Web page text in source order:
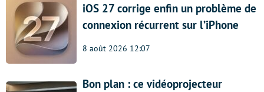
iOS 27 corrige enfin un problème de
connexion récurrent sur l’iPhone
8 août 2026 12:07
Bon plan : ce vidéoprojecteur